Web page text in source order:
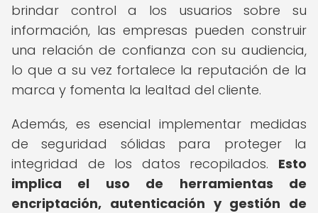
brindar control a los usuarios sobre su
información, las empresas pueden construir
una relación de confianza con su audiencia,
lo que a su vez fortalece la reputación de la
marca y fomenta la lealtad del cliente.
Además, es esencial implementar medidas
de seguridad sólidas para proteger la
integridad de los datos recopilados. Esto
implica el uso de herramientas de
encriptación, autenticación y gestión de